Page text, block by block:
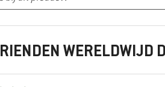
WERELDWIJD